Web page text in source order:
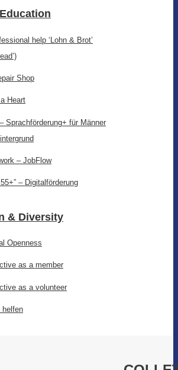
help ‘Lohn & Brot’
Shop
Heart
– Sprachförderung+ für Männer
– JobFlow
– Digitalförderung
& Diversity
Openness
as a member
as a volunteer
helfen